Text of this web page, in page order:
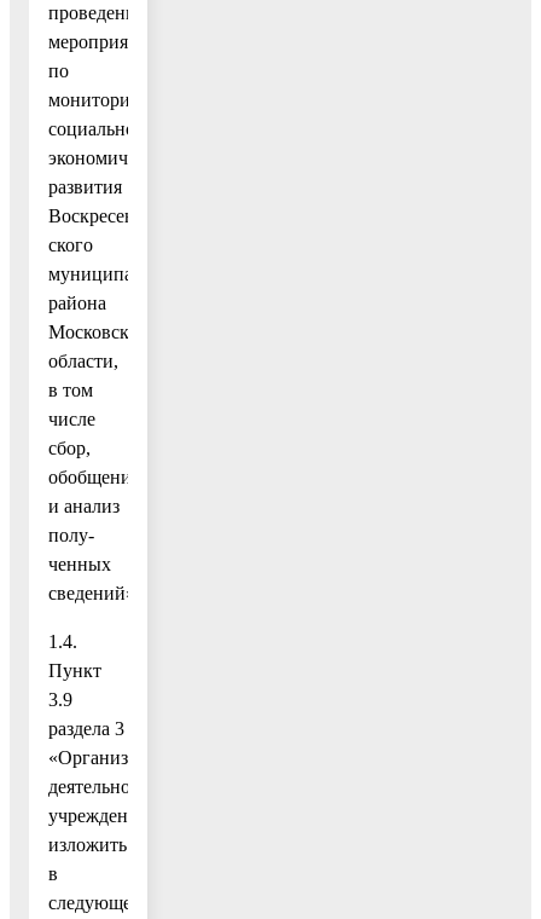
проведение
мероприятий
по
мониторингу
социально-
экономического
развития
Воскресен-
ского
муниципального
района
Московской
области,
в том
числе
сбор,
обобщение
и анализ
полу-
ченных
сведений»;
1.4.
Пункт
3.9
раздела 3
«Организация
деятельности
учреждения»
изложить
в
следующей